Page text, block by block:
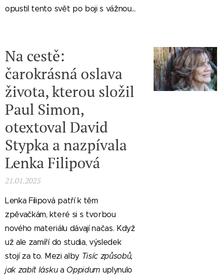
opustil tento svět po boji s vážnou...
Na cestě:
čarokrásná oslava
života, kterou složil
Paul Simon,
otextoval David
Stypka a nazpívala
Lenka Filipová
21.01.2025
Lenka Filipová patří k těm
zpěvačkám, které si s tvorbou
nového materiálu dávají načas. Když
už ale zamíří do studia, výsledek
stojí za to. Mezi alby Tisíc způsobů,
jak zabít láskua Oppidum uplynulo